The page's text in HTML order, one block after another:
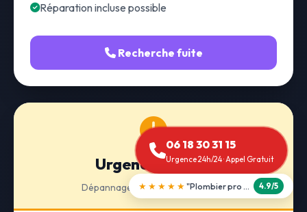
Réparation incluse possible
Recherche fuite
Urgence 24h/24
Dépannage · Intervention express
06 18 30 31 15
Urgence 24h/24 · Appel Gratuit
★★★★★ "Débouchage WC en 30 min" 5.0/5